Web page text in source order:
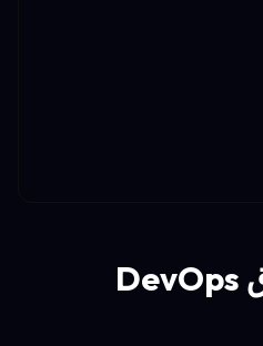
لماذا يهم هذا فرق DevOps